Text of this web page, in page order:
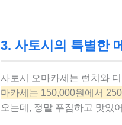
3. 사토시의 특별한
사토시 오마카세는 런치와
마카세는 150,000원에서
오는데, 정말 푸짐하고 맛있